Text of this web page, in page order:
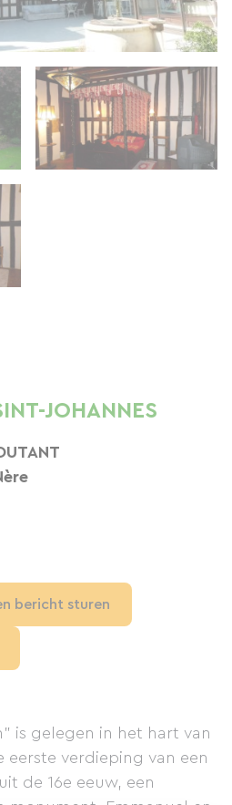
is gelegen in het hart van
eerste verdieping van een
de 16e eeuw, een
JOHANNES
bericht sturen